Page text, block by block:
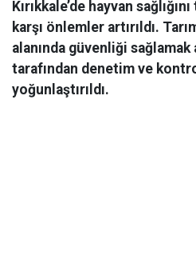
Kırıkkale’de hayvan
karşı önlemler artırıldı.
alanında güvenliği sağlamak
tarafından denetim ve
yoğunlaştırıldı.